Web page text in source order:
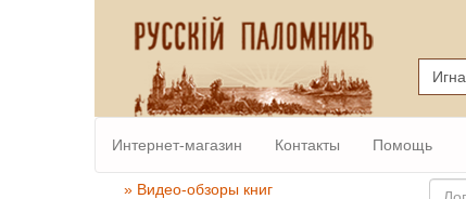
Интернет-магазин Контакты Помощь
» Видео-обзоры книг
Email